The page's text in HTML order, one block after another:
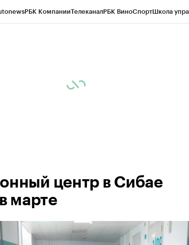
РБК КомпанииТелеканалРБК ВиноСпортШкола
центр в Сибае
марте